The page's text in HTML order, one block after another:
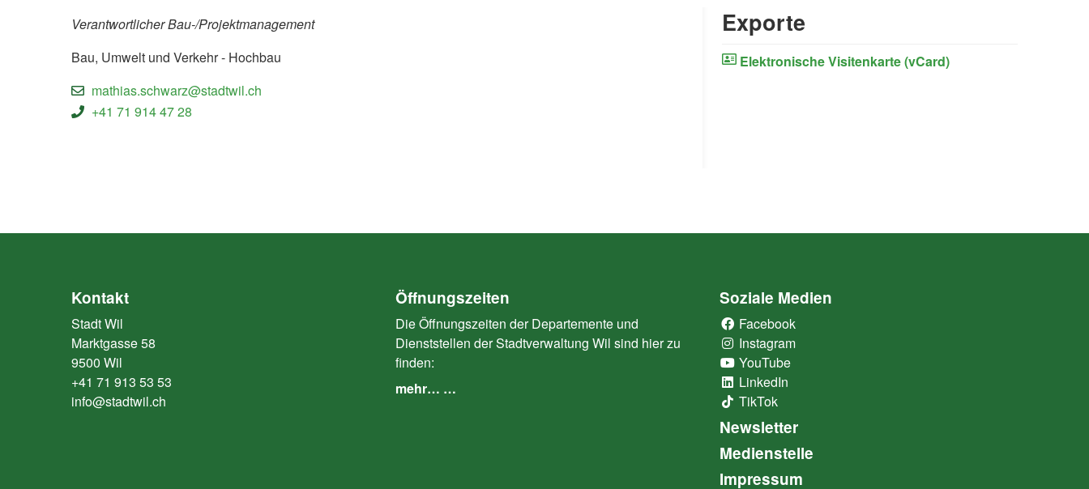
Verantwortlicher Bau-/Projektmanagement
Bau, Umwelt und Verkehr - Hochbau
mathias.schwarz@stadtwil.ch
+41 71 914 47 28
Exporte
Elektronische Visitenkarte (vCard)
Kontakt
Stadt Wil
Marktgasse 58
9500 Wil
+41 71 913 53 53
info@stadtwil.ch
Öffnungszeiten
Die Öffnungszeiten der Departemente und
Dienststellen der Stadtverwaltung Wil sind hier zu
finden:
mehr… …
Soziale Medien
Facebook
Instagram
YouTube
LinkedIn
TikTok
Newsletter
Medienstelle
Impressum